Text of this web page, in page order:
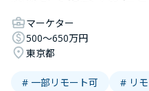
マーケター
500〜650万円
東京都
# 一部リモート可
# リ